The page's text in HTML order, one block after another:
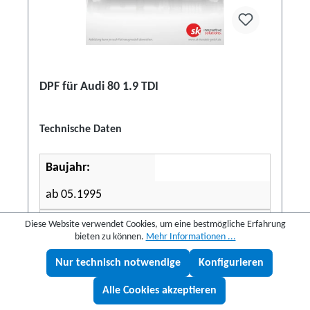
DPF für Audi 80 1.9 TDI
Technische Daten
Baujahr:
ab 05.1995
Typ:
B4
Emissions-Nr:
Diese Website verwendet Cookies, um eine bestmögliche Erfahrung
bieten zu können. Mehr Informationen ...
Nur technisch notwendige Konfigurieren
Alle Cookies akzeptieren
Lukas fragen